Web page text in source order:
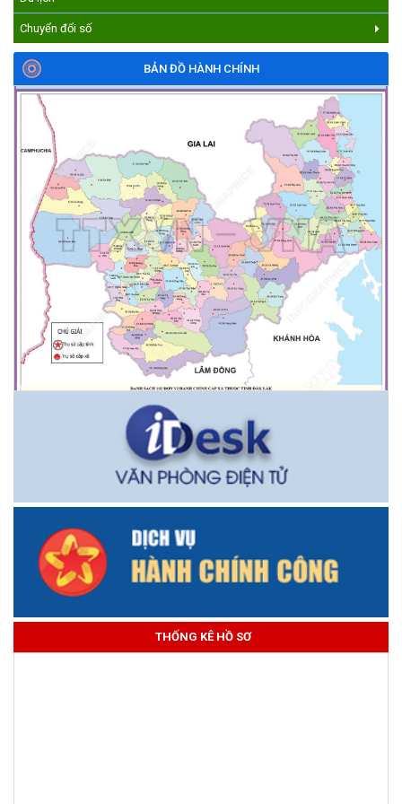
Chuyển đổi số
BẢN ĐỒ HÀNH CHÍNH
THỐNG KÊ HỒ SƠ